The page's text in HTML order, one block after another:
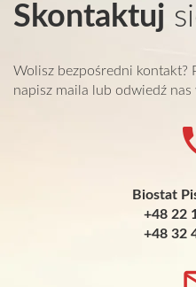
Skontaktuj
Wolisz bezpośredni kontakt?
napisz maila lub odwiedź nas
Biostat
+48 22
+48 32